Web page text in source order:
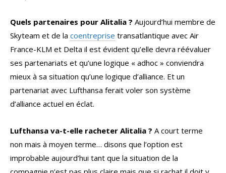
Quels partenaires pour Alitalia ? Aujourd’hui membre de
Skyteam et de la coentreprise transatlantique avec Air
France-KLM et Delta il est évident qu’elle devra réévaluer
ses partenariats et qu’une logique « adhoc » conviendra
mieux à sa situation qu’une logique d’alliance. Et un
partenariat avec Lufthansa ferait voler son système
d’alliance actuel en éclat.
Lufthansa va-t-elle racheter Alitalia ? A court terme
non mais à moyen terme… disons que l’option est
improbable aujourd’hui tant que la situation de la